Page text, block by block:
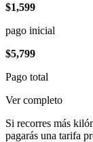
$1,599
pago inicial
$5,799
Pago total
Ver completo
Si recorres más
pagarás una tarifa